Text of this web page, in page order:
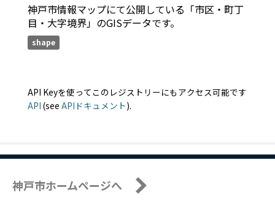
神戸市情報マップにて公開している「市区・町丁
目・大字境界」のGISデータです。
shape
API Keyを使ってこのレジストリーにもアクセス可能です
API (see APIドキュメント).
神戸市ホームページへ